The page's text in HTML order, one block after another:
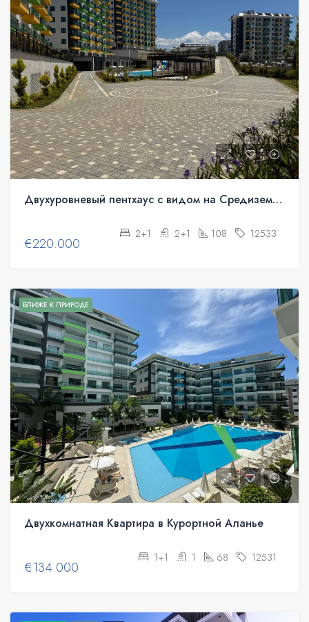
Двухуровневый пентхаус с видом на Средиземное море в Аланье, Авсаллар.
€220.000
2+1 2+1 108 12533
БЛИЖЕ К ПРИРОДЕ
Двухкомнатная Квартира в Курортной Аланье
€134.000
1+1 1 68 12531